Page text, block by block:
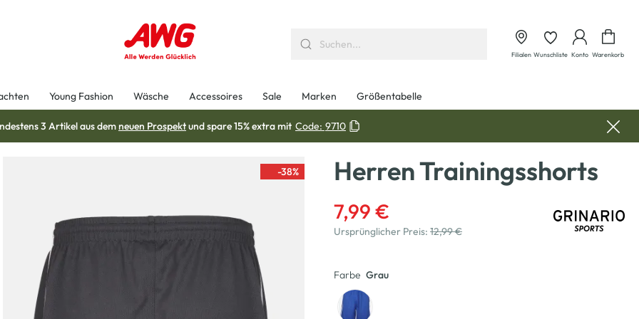
Filialen Wunschliste Konto Warenkorb
Young Fashion Wäsche Accessoires Sale Marken Größentabelle
3 Artikel aus demneuen Prospektund spare 15% extra mit Code: 9710
-38% Herren Trainingsshorts
7,99 €
Ursprünglicher Preis: 12,99 €
Farbe Grau